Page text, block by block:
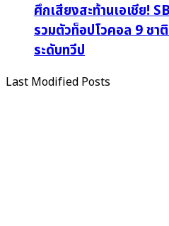
ศึกเสียงสะท้านเอเชีย!
รวมตัวท็อปโวคอล 9 ช
ระดับทวีป
Last Modified Posts